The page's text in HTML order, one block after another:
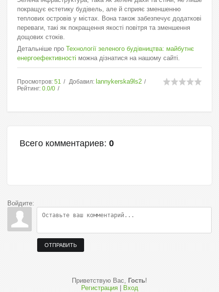
покращує естетику будівель, але й сприяє зменшенню
теплових островів у містах. Вона також забезпечує додаткові
переваги, такі як покращення якості повітря та зменшення
дощових стоків.
Детальніше про Технології зеленого будівництва: майбутнє
енергоефективності можна дізнатися на нашому сайті.
Просмотров: 51 Добавил: lannykerska9ls2
Рейтинг: 0.0/0
Всего комментариев: 0
Войдите:
ОТПРАВИТЬ
Приветствую Вас, Гость!
Регистрация| Вход